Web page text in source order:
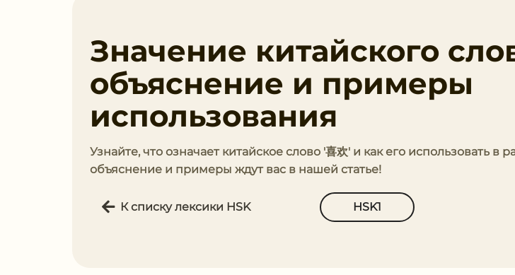
Значение китайского
объяснение и примеры
использования
Узнайте, что означает китайское слово '喜欢' и как его использовать
объяснение и примеры ждут вас в нашей статье!
К списку лексики HSK HSK1